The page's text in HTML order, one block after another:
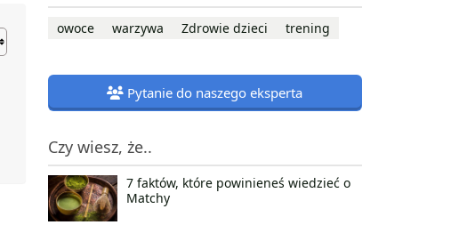
owoce warzywa Zdrowie dzieci trening
Pytanie do naszego eksperta
Czy wiesz, że..
7 faktów, które powinieneś wiedzieć o
Matchy